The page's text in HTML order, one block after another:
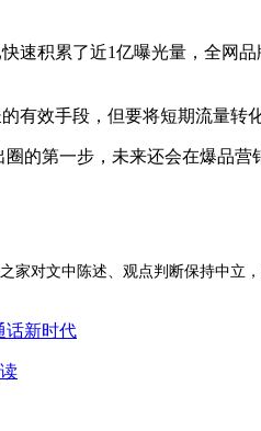
积累了近1亿曝光量，全网
效手段，但要将短期流量转
的第一步，未来还会在爆品
家对文中陈述、观点判断保持中
话新时代